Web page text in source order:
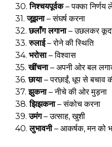
30.निश्चयपूर्वक– पक्का निर्णय
31.जूझना– संघर्ष करना
32.छलाँग लगाना– उछलकर
33.रुलाई– रोने की स्थिति
34. भरोसा– विश्वास
35.खींचना– अपनी ओर बल
36.छाया– परछाईं, धूप से बचाव
37.झुकना– नीचे की ओर मुड़ना
38.झिझकना– संकोच करना
39.उमंग– उत्साह, खुशी
40.लुभावनी– आकर्षक, मन को